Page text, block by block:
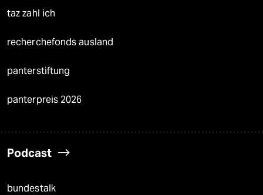
taz zahl ich
recherchefonds ausland
panterstiftung
panterpreis 2026
Podcast
bundestalk